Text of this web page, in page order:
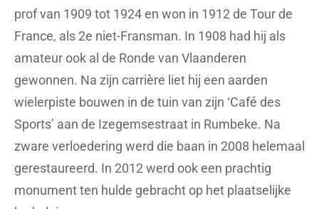
prof van 1909 tot 1924 en won in 1912 de Tour de
France, als 2e niet-Fransman. In 1908 had hij als
amateur ook al de Ronde van Vlaanderen
gewonnen. Na zijn carrière liet hij een aarden
wielerpiste bouwen in de tuin van zijn ‘Café des
Sports’ aan de Izegemsestraat in Rumbeke. Na
zware verloedering werd die baan in 2008 helemaal
gerestaureerd. In 2012 werd ook een prachtig
monument ten hulde gebracht op het plaatselijke